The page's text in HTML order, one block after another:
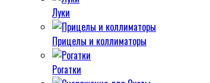
Луки
Прицелы и коллиматоры
Рогатки